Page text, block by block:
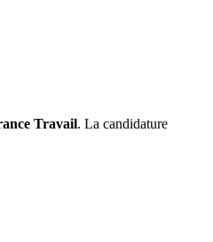
Travail. La candidature